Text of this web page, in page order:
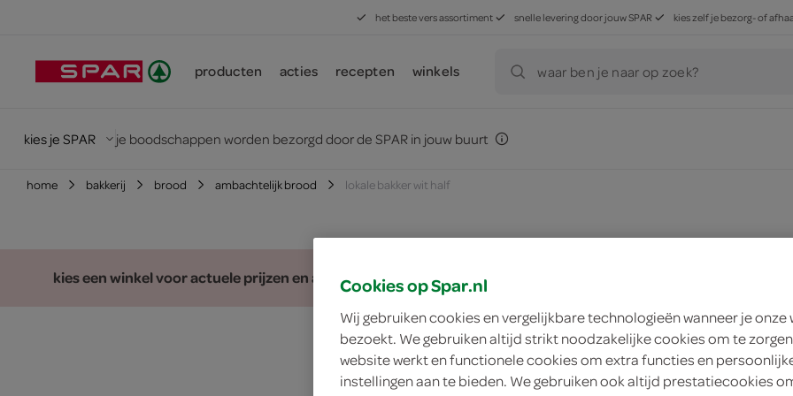
het beste vers assortiment snelle levering door jouw SPAR kies zelf je bezorg- of
producten acties recepten winkels waar ben je naar op zoek?
kies je SPAR je boodschappen worden bezorgd door de SPAR in jouw buurt
home bakkerij brood ambachtelijk brood lokale bakker wit half
kies een winkel voor actuele prijzen en assortiment
Lokale Bakker wit
Cookies op Spar.nl
Wij gebruiken cookies en vergelijkbare technologieën wanneer je onze
bezoekt. We gebruiken altijd strikt noodzakelijke cookies om te
website werkt en functionele cookies om extra functies en
instellingen aan te bieden. We gebruiken ook altijd prestatiecookies